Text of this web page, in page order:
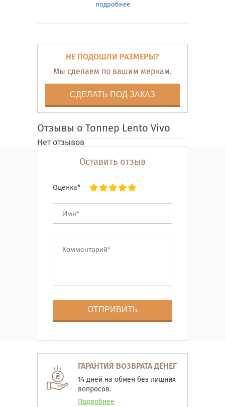
подробнее
НЕ ПОДОШЛИ РАЗМЕРЫ?
Мы сделаем по вашим меркам.
СДЕЛАТЬ ПОД ЗАКАЗ
Отзывы о Топпер Lento Vivo
Нет отзывов
Оставить отзыв
Оценка*
ГАРАНТИЯ ВОЗВРАТА ДЕНЕГ
14 дней на обмен без лишних
вопросов.
Подробнее